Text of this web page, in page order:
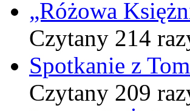
„Różowa
Czytany 214
Spotkanie z
Czytany 209